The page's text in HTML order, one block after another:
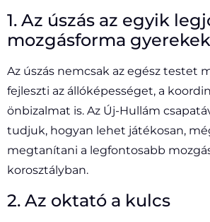
1. Az úszás az egyik
mozgásforma
Az úszás nemcsak az egész testet
fejleszti az állóképességet, a
önbizalmat is. Az Új-Hullám
tudjuk, hogyan lehet játékosan,
megtanítani a legfontosabb
korosztályban.
2. Az oktató a kulcs